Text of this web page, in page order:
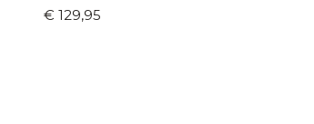
26-35)
€ 129,95